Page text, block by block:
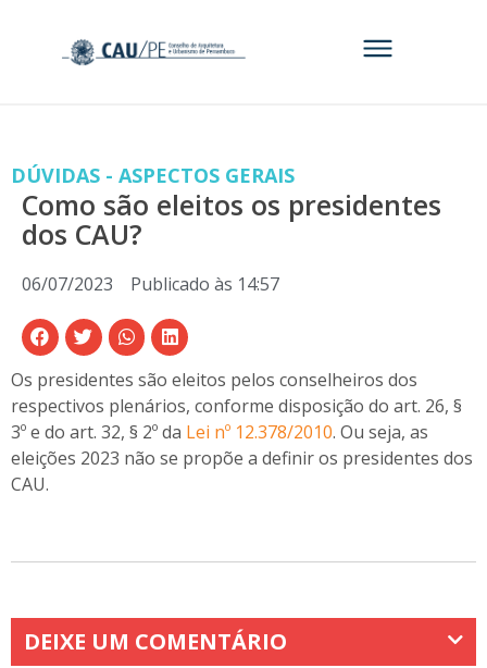
DÚVIDAS - ASPECTOS GERAIS
Como são eleitos os presidentes
dos CAU?
06/07/2023 Publicado às 14:57
Os presidentes são eleitos pelos conselheiros dos
respectivos plenários, conforme disposição do art. 26, §
3º e do art. 32, § 2º da Lei nº 12.378/2010. Ou seja, as
eleições 2023 não se propõe a definir os presidentes dos
CAU.
DEIXE UM COMENTÁRIO